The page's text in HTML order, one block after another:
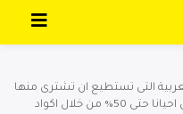
التى تستطيع ان تشترى منها
بكل سهولة مع توفير خصومات كبيرة تصل احيانا حتى 50% من خلال اكواد